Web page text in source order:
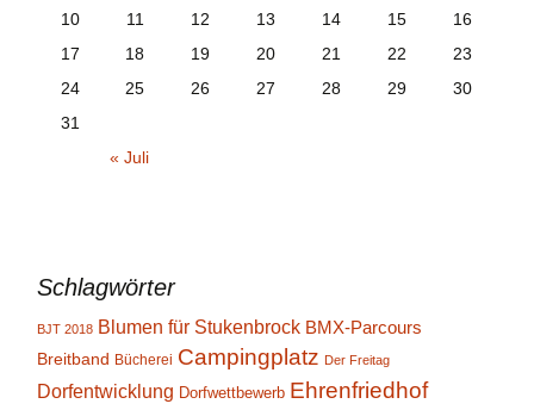
10
11 12 13 14 15
16
17
18 19 20 21 22
23
24
25 26 27 28 29
30
31
« Juli
Schlagwörter
BJT 2018 Blumen für Stukenbrock BMX-Parcours
Breitband Bücherei Campingplatz Der Freitag
Dorfentwicklung Dorfwettbewerb Ehrenfriedhof